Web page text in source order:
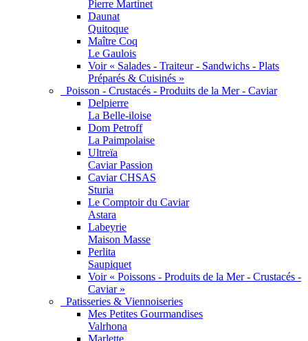
Pierre Martinet
Daunat
Quitoque
Maître Coq
Le Gaulois
Voir « Salades - Traiteur - Sandwichs - Plats
Préparés & Cuisinés »
Poisson - Crustacés - Produits de la Mer - Caviar
Delpierre
La Belle-iloise
Dom Petroff
La Paimpolaise
Ultreïa
Caviar Passion
Caviar CHSAS
Sturia
Le Comptoir du Caviar
Astara
Labeyrie
Maison Masse
Perlita
Saupiquet
Voir « Poissons - Produits de la Mer - Crustacés -
Caviar »
Patisseries & Viennoiseries
Mes Petites Gourmandises
Valrhona
Marlette